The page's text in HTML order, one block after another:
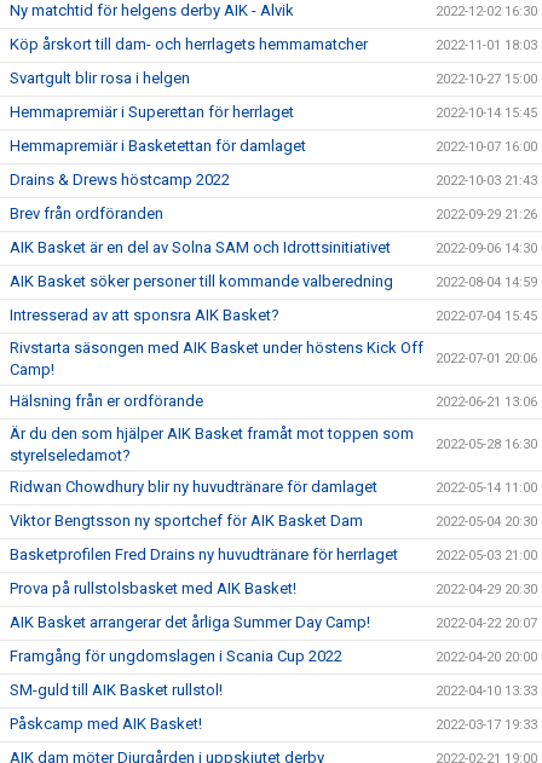
Ny matchtid för helgens derby AIK - Alvik 2022-12-02 16:30
Köp årskort till dam- och herrlagets hemmamatcher 2022-11-01 18:03
Svartgult blir rosa i helgen 2022-10-27 15:00
Hemmapremiär i Superettan för herrlaget 2022-10-14 15:45
Hemmapremiär i Basketettan för damlaget 2022-10-07 16:00
Drains & Drews höstcamp 2022 2022-10-03 21:43
Brev från ordföranden 2022-09-29 21:26
AIK Basket är en del av Solna SAM och Idrottsinitiativet 2022-09-06 14:30
AIK Basket söker personer till kommande valberedning 2022-08-04 14:59
Intresserad av att sponsra AIK Basket? 2022-07-04 15:45
Rivstarta säsongen med AIK Basket under höstens Kick Off
Camp!
2022-07-01 20:06
Hälsning från er ordförande 2022-06-21 13:06
Är du den som hjälper AIK Basket framåt mot toppen som
styrelseledamot?
2022-05-28 16:30
Ridwan Chowdhury blir ny huvudtränare för damlaget 2022-05-14 11:00
Viktor Bengtsson ny sportchef för AIK Basket Dam 2022-05-04 20:30
Basketprofilen Fred Drains ny huvudtränare för herrlaget 2022-05-03 21:00
Prova på rullstolsbasket med AIK Basket! 2022-04-29 20:30
AIK Basket arrangerar det årliga Summer Day Camp! 2022-04-22 20:07
Framgång för ungdomslagen i Scania Cup 2022 2022-04-20 20:00
SM-guld till AIK Basket rullstol! 2022-04-10 13:33
Påskcamp med AIK Basket! 2022-03-17 19:33
AIK dam möter Djurgården i uppskjutet derby 2022-02-21 19:00